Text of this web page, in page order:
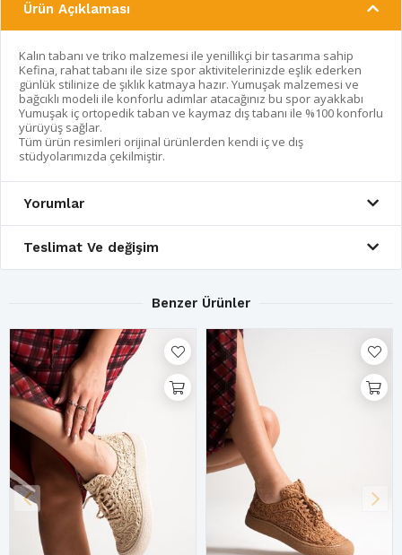
Ürün Açıklaması
Kalın tabanı ve triko malzemesi ile yenillikçi bir tasarıma sahip
Kefina, rahat tabanı ile size spor aktivitelerinizde eşlik ederken
günlük stilinize de şıklık katmaya hazır. Yumuşak malzemesi ve
bağcıklı modeli ile konforlu adımlar atacağınız bu spor ayakkabı
Yumuşak iç ortopedik taban ve kaymaz dış tabanı ile %100 konforlu
yürüyüş sağlar.
Tüm ürün resimleri orijinal ürünlerden kendi iç ve dış
stüdyolarımızda çekilmiştir.
Yorumlar
Teslimat Ve değişim
Benzer Ürünler